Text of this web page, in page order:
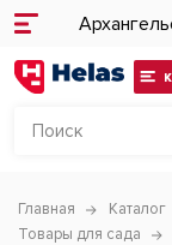
Главная Каталог
Товары для сада